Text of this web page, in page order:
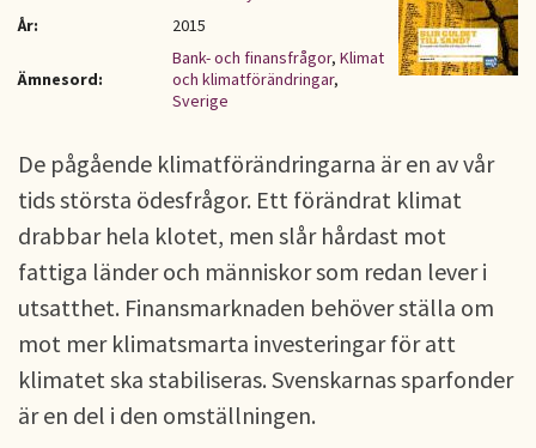
År:
2015
Ämnesord:
Bank- och finansfrågor, Klimat
och klimatförändringar,
Sverige
De pågående klimatförändringarna är en av vår
tids största ödesfrågor. Ett förändrat klimat
drabbar hela klotet, men slår hårdast mot
fattiga länder och människor som redan lever i
utsatthet. Finansmarknaden behöver ställa om
mot mer klimatsmarta investeringar för att
klimatet ska stabiliseras. Svenskarnas sparfonder
är en del i den omställningen.